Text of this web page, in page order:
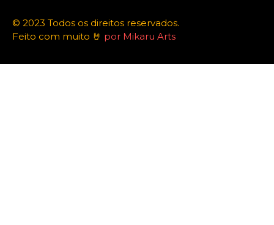
© 2023 Todos os direitos reservados.
Feito com muito 🤘 por Mikaru Arts